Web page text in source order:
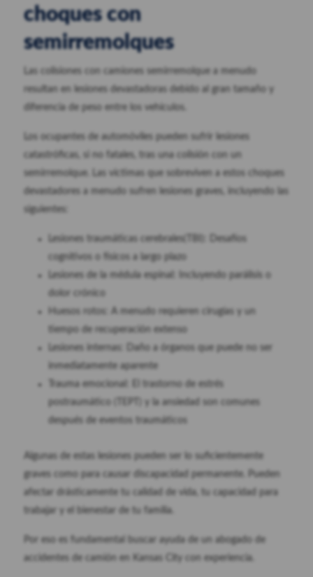
choques con
semirremolques
Las colisiones con camiones semirremolque a menudo
resultan en lesiones devastadoras debido al gran tamaño y
diferencia de peso entre los vehículos.
Los ocupantes de automóviles pueden sufrir lesiones
catastróficas, si no fatales, tras una colisión con un
semirremolque. Las víctimas que sobreviven a estos choques
devastadores a menudo sufren lesiones graves, incluyendo las
siguientes:
Lesiones traumáticas cerebrales(TBI): Desafíos
cognitivos o físicos a largo plazo
Lesiones de la médula espinal: Incluyendo parálisis o
Huesos rotos: A menudo requieren cirugías y un
tiempo de recuperación extenso
Lesiones internas: Daño a órganos que puede no ser
inmediatamente aparente
Trauma emocional: El trastorno de estrés
postraumático (TEPT) y la ansiedad son comunes
después de eventos traumáticos
Algunas de estas lesiones pueden ser lo suficientemente
graves como para causar discapacidad permanente. Pueden
afectar drásticamente tu calidad de vida, tu capacidad para
trabajar y el bienestar de tu familia.
Por eso es fundamental buscar ayuda de un abogado de
accidentes de camión en Kansas City con experiencia.